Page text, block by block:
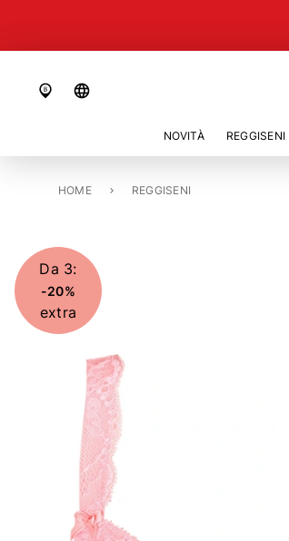
language
NOVITÀ REGGISENI
HOME REGGISENI
REGGISENO CON FERRETTO «MADISON»
Da 3:
-20%
extra